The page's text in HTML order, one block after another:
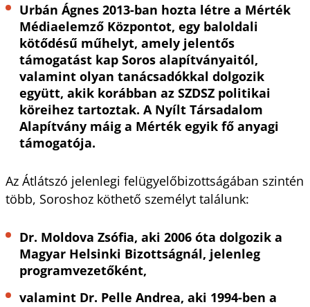
Urbán Ágnes 2013-ban hozta létre a Mérték
Médiaelemző Központot, egy baloldali
kötődésű műhelyt, amely jelentős
támogatást kap Soros alapítványaitól,
valamint olyan tanácsadókkal dolgozik
együtt, akik korábban az SZDSZ politikai
köreihez tartoztak. A Nyílt Társadalom
Alapítvány máig a Mérték egyik fő anyagi
támogatója.
Az Átlátszó jelenlegi felügyelőbizottságában szintén
több, Soroshoz köthető személyt találunk:
Dr. Moldova Zsófia, aki 2006 óta dolgozik a
Magyar Helsinki Bizottságnál, jelenleg
programvezetőként,
valamint Dr. Pelle Andrea, aki 1994-ben a